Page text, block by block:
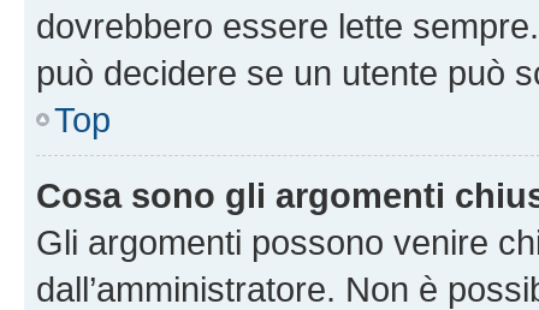
dovrebbero essere lette
può decidere se un utente può
Top
Cosa sono gli argomenti
Gli argomenti possono venire
dall’amministratore. Non è